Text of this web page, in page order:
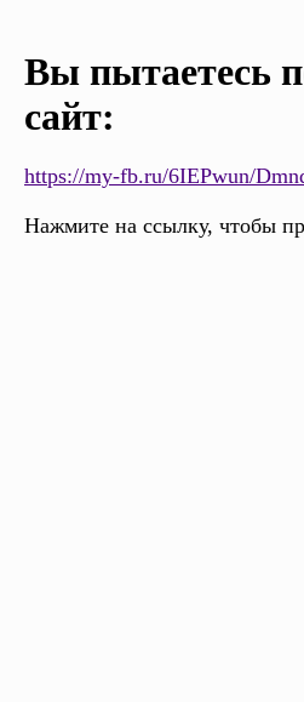
Вы пытаетесь
сайт:
https://my-fb.ru/6IEPwun/
Нажмите на ссылку, чтобы